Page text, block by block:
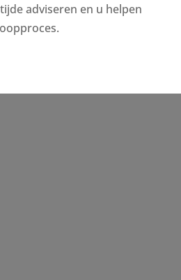
adviseren en u helpen